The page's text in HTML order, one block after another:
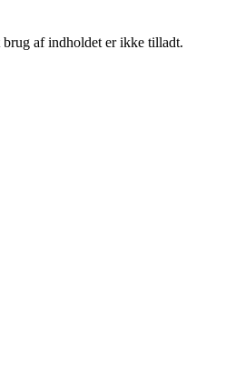
af indholdet er ikke tilladt.